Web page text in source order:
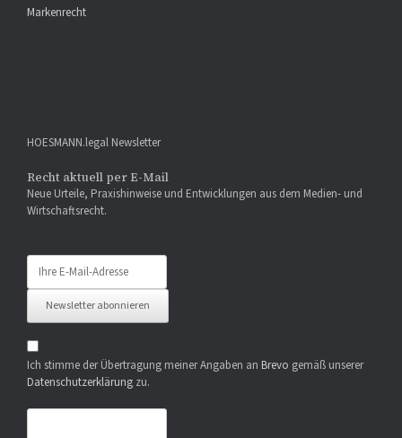
Markenrecht
HOESMANN.legal Newsletter
Recht aktuell per E-Mail
Neue Urteile, Praxishinweise und Entwicklungen aus dem Medien- und
Wirtschaftsrecht.
Mail-
Adresse
Newsletter abonnieren
Ich stimme der Übertragung meiner Angaben an Brevo gemäß unserer
Datenschutzerklärung zu.